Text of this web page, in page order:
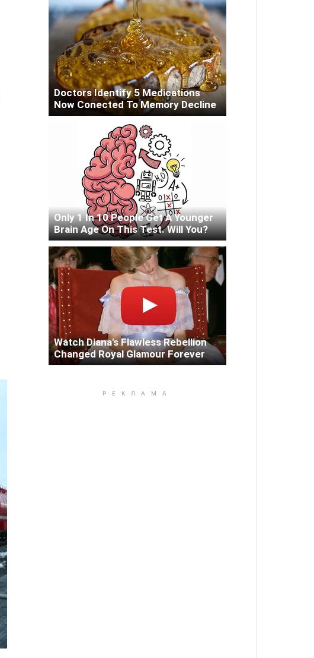
Doctors Identify 5 Medications
Now Conected To Memory Decline
Only 1 In 10 People Get A Younger
Brain Age On This Test. Will You?
Watch Diana's Flawless Rebellion
Changed Royal Glamour Forever